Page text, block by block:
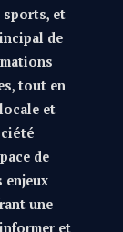
sports, et
de
tout en
et
de
enjeux
une
et